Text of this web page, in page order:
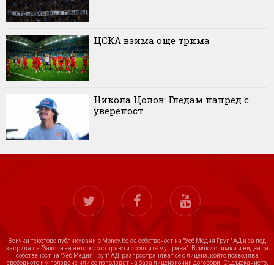
ЦСКА взима още трима
Никола Цолов: Гледам напред с
увереност
Всички текстове публикувани в Money.bg са собственост на "Уеб Медия Груп" АД и са под
закрила на "Закона за авторското право и сродните му права". Всички снимки и видеа са
собственост на "Уеб Медия Груп" АД, разпространяват се с лиценз, който позволява
свободното им ползване или се използват на база лицензионни договори. Съдържанието,